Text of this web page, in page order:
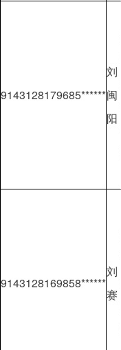
9143128179685******
刘
闽
阳
9143128169858******
刘
赛